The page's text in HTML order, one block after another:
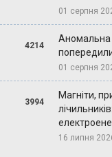
01 серпня
4214
Аномальна
попередили
01 серпня
3994
Магніти,
16 липня